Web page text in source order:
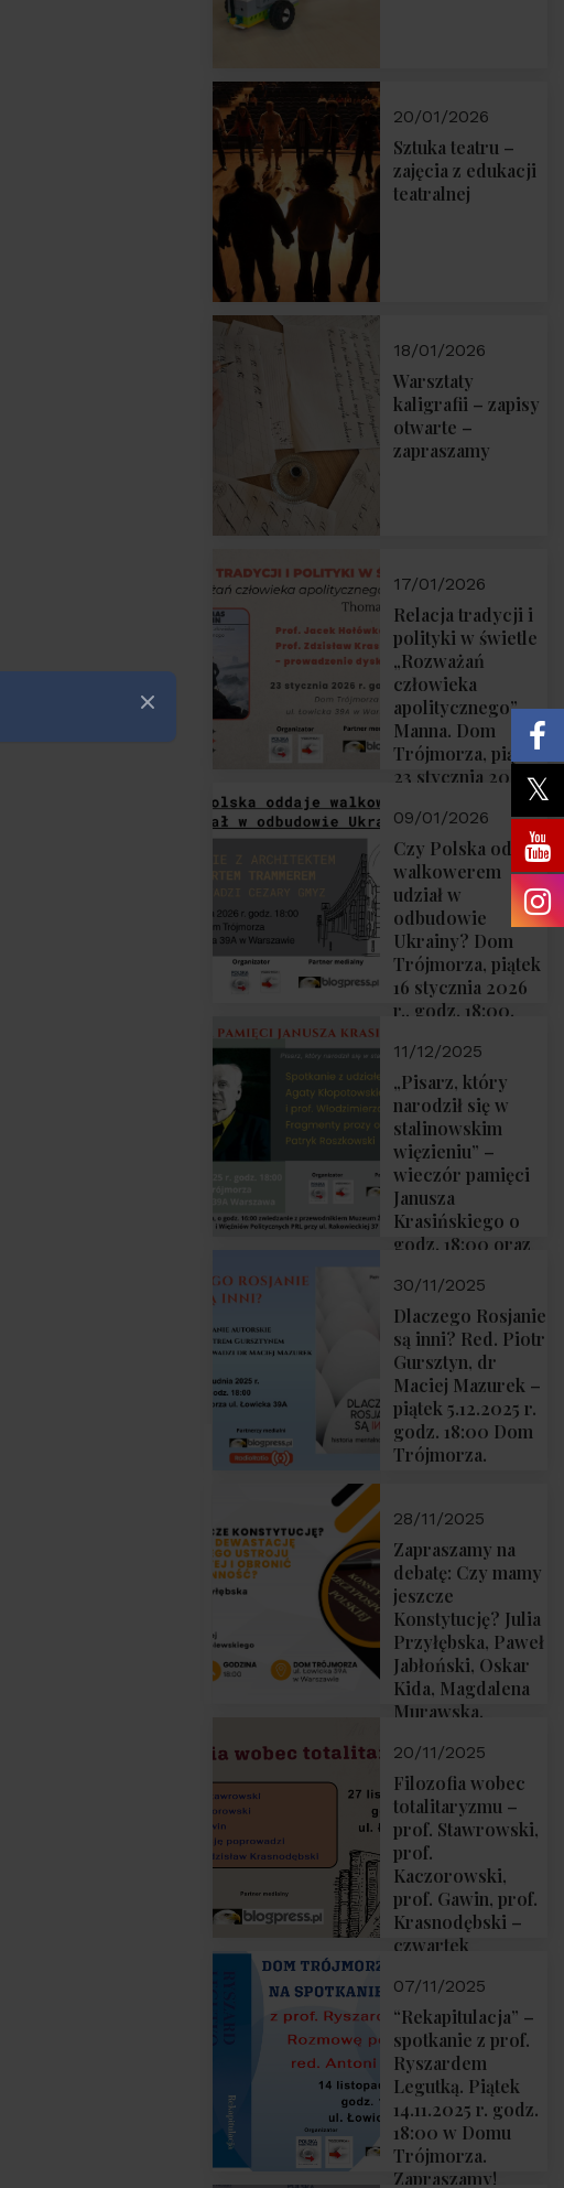
20/01/2026
Sztuka teatru –
zajęcia z edukacji
teatralnej
18/01/2026
Warsztaty
kaligrafii – zapisy
otwarte –
zapraszamy
17/01/2026
Relacja tradycji i
polityki w świetle
„Rozważań
człowieka
apolitycznego”
Manna. Dom
Trójmorza, piątek
23 stycznia 2026
Zapraszamy!
09/01/2026
Czy Polska oddaje
walkowerem
udział w
odbudowie
Ukrainy? Dom
Trójmorza, piątek
16 stycznia 2026
r., godz. 18:00.
11/12/2025
„Pisarz, który
narodził się w
stalinowskim
więzieniu” –
wieczór pamięci
Janusza
Krasińskiego o
godz. 18:00 oraz
Muzeum
Żołnierzy
Wyklętych i
Więźniów
Politycznych PRL
o godz. 16:00 – 19
grudnia 2025 r.
30/11/2025
Dlaczego Rosjanie
są inni? Red. Piotr
Gursztyn, dr
Maciej Mazurek –
piątek 5.12.2025 r.
godz. 18:00 Dom
Trójmorza.
28/11/2025
Zapraszamy na
debatę: Czy mamy
jeszcze
Konstytucję? Julia
Przyłębska, Paweł
Jabłoński, Oskar
Kida, Magdalena
Murawska,
Sobolewski – 4
grudnia 2025 r.
godz. 18:00.
20/11/2025
Filozofia wobec
totalitaryzmu –
prof. Stawrowski,
prof.
Kaczorowski,
prof. Gawin, prof.
Krasnodębski –
czwartek
18:00
07/11/2025
“Rekapitulacja” –
spotkanie z prof.
Ryszardem
Legutką. Piątek
14.11.2025 r. godz.
18:00 w Domu
Trójmorza.
Zapraszamy!
Zamknij